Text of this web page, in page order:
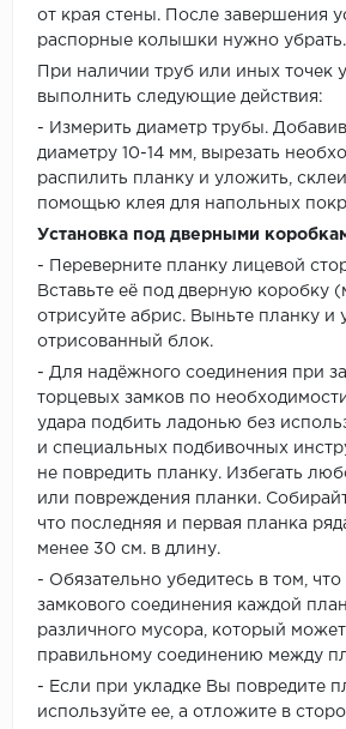
от края стены. После завершения
распорные колышки нужно убрать.
При наличии труб или иных точек
выполнить следующие действия:
- Измерить диаметр трубы.
диаметру 10-14 мм, вырезать
распилить планку и уложить,
помощью клея для напольных
Установка под дверными
- Переверните планку лицевой
Вставьте её под дверную коробку
отрисуйте абрис. Выньте планку и
отрисованный блок.
- Для надёжного соединения при
торцевых замков по
удара подбить ладонью без
и специальных подбивочных
не повредить планку. Избегать
или повреждения планки.
что последняя и первая планка
менее 30 см. в длину.
- Обязательно убедитесь в том, что
замкового соединения каждой
различного мусора, который может
правильному соединению между
- Если при укладке Вы повредите
используйте ее, а отложите в